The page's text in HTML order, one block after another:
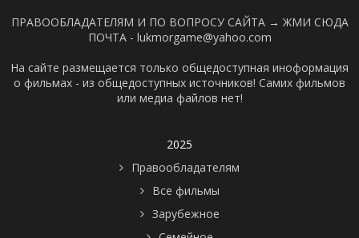
ПРАВООБЛАДАТЕЛЯМ И ПО ВОПРОСУ САЙТА → ЖМИ СЮДА
ПОЧТА - lukmorgame@yahoo.com
На сайте размещается только общедоступная иноформация
о фильмах - из общедоступных источников! Самих фильмов
или медиа файлов нет!
2025
Правообладателям
Все фильмы
Зарубежное